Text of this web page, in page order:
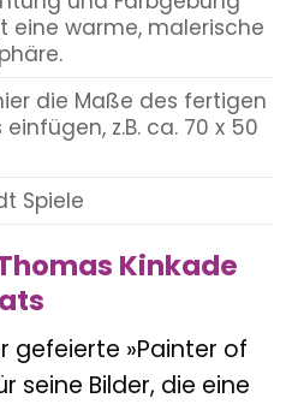
eine warme, malerische
die Maße des fertigen
einfügen, z.B. ca. 70 x 50
Spiele
Kinkade
gefeierte »Painter of
seine Bilder, die eine